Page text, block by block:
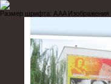
Размер шрифта: A AAИзображения